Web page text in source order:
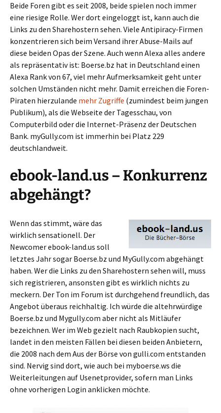
Beide Foren gibt es seit 2008, beide spielen noch immer
eine riesige Rolle. Wer dort eingeloggt ist, kann auch die
Links zu den Sharehostern sehen. Viele Antipiracy-Firmen
konzentrieren sich beim Versand ihrer Abuse-Mails auf
diese beiden Opas der Szene. Auch wenn Alexa alles andere
als repräsentativ ist: Boerse.bz hat in Deutschland einen
Alexa Rank von 67, viel mehr Aufmerksamkeit geht unter
solchen Umständen nicht mehr. Damit erreichen die Foren-
Piraten hierzulande mehr Zugriffe (zumindest beim jungen
Publikum), als die Webseite der Tagesschau, von
Computerbild oder die Internet-Präsenz der Deutschen
Bank. myGully.com ist immerhin bei Platz 229
deutschlandweit.
ebook-land.us – Konkurrenz
abgehängt?
Wenn das stimmt, wäre das
wirklich sensationell. Der
Newcomer ebook-land.us soll
letztes Jahr sogar Boerse.bz und MyGully.com abgehängt
haben. Wer die Links zu den Sharehostern sehen will, muss
sich registrieren, ansonsten gibt es wirklich nichts zu
meckern. Der Ton im Forum ist durchgehend freundlich, das
Angebot überaus reichhaltig. Ich würde die altehrwürdige
Boerse.bz und Mygully.com aber nicht als Mitläufer
bezeichnen. Wer im Web gezielt nach Raubkopien sucht,
landet in den meisten Fällen bei diesen beiden Anbietern,
die 2008 nach dem Aus der Börse von gulli.com entstanden
sind. Nervig sind dort, wie auch bei myboerse.ws die
Weiterleitungen auf Usenetprovider, sofern man Links
ohne vorherigen Login anklicken möchte.